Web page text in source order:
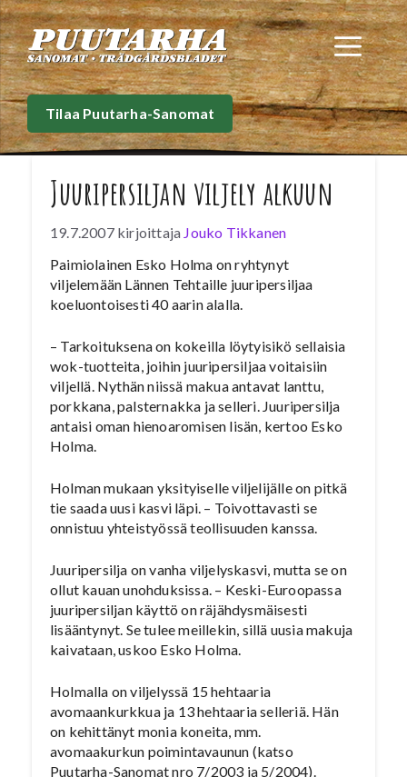
Siirry
sisältöön
Tilaa Puutarha-Sanomat
Juuripersiljan viljely alkuun
19.7.2007 kirjoittaja Jouko Tikkanen
Paimiolainen Esko Holma on ryhtynyt
viljelemään Lännen Tehtaille juuripersiljaa
koeluontoisesti 40 aarin alalla.
– Tarkoituksena on kokeilla löytyisikö sellaisia
wok-tuotteita, joihin juuripersiljaa voitaisiin
viljellä. Nythän niissä makua antavat lanttu,
porkkana, palsternakka ja selleri. Juuripersilja
antaisi oman hienoaromisen lisän, kertoo Esko
Holma.
Holman mukaan yksityiselle viljelijälle on pitkä
tie saada uusi kasvi läpi. – Toivottavasti se
onnistuu yhteistyössä teollisuuden kanssa.
Juuripersilja on vanha viljelyskasvi, mutta se on
ollut kauan unohduksissa. – Keski-Euroopassa
juuripersiljan käyttö on räjähdysmäisesti
lisääntynyt. Se tulee meillekin, sillä uusia makuja
kaivataan, uskoo Esko Holma.
Holmalla on viljelyssä 15 hehtaaria
avomaankurkkua ja 13 hehtaaria selleriä. Hän
on kehittänyt monia koneita, mm.
avomaakurkun poimintavaunun (katso
Puutarha-Sanomat nro 7/2003 ja 5/2004).